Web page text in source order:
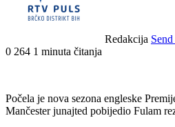
Redakcija
0 264 1 minuta čitanja
Počela je nova sezona engleske
Mančester junajted pobijedio Fulam